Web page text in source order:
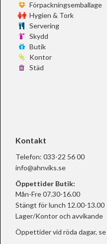
Förpackningsemballage
Hygien & Tork
Servering
Skydd
Butik
Kontor
Städ
Kontakt
Telefon: 033-22 56 00
info@ahnviks.se
Öppettider Butik:
Mån-Fre 07.30-16.00
Stängt för lunch 12.00-13.00
Lager/Kontor och avvikande
Öppettider vid röda dagar, se